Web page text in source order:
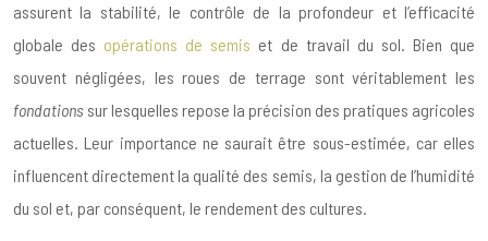
assurent la stabilité, le contrôle de la profondeur et l’efficacité
globale des opérations de semis et de travail du sol. Bien que
souvent négligées, les roues de terrage sont véritablement les
fondations sur lesquelles repose la précision des pratiques agricoles
actuelles. Leur importance ne saurait être sous-estimée, car elles
influencent directement la qualité des semis, la gestion de l’humidité
du sol et, par conséquent, le rendement des cultures.